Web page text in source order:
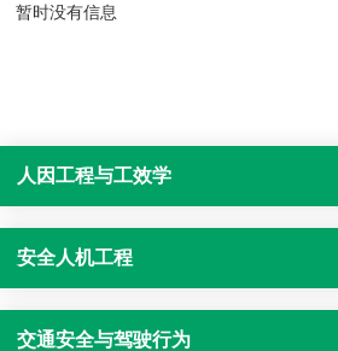
暂时没有信息
人因工程与工效学
安全人机工程
交通安全与驾驶行为